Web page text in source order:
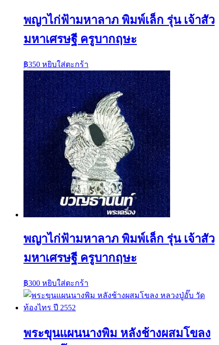
พญาไก่ฟ้ามหาลาภ พิมพ์เล็ก รุ่น เจ้าสัว
มหาเศรษฐี ครูบากฤษะ
฿350 หยิบใส่ตะกร้า
พญาไก่ฟ้ามหาลาภ พิมพ์เล็ก รุ่น เจ้าสัว
มหาเศรษฐี ครูบากฤษะ
฿300 หยิบใส่ตะกร้า
พระขุนแผนนางพิม หลังช้างผสมโขลง